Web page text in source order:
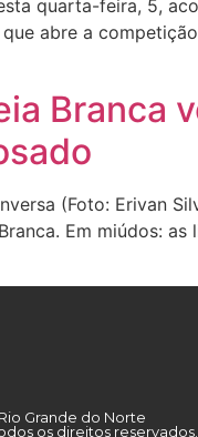
quarta-feira, 5,
abre a
Branca
(Foto: Erivan
Em miúdos:
Grande do Norte
os direitos reservados.